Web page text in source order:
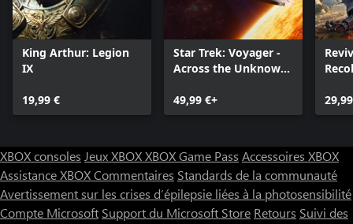
King Arthur: Legion
IX
19,99 €
Star Trek: Voyager -
Across the Unknown
49,99 €+
XBOX consoles Jeux XBOXXBOX Game Pass Accessoires XBOX
Assistance XBOXCommentaires Standards de la communauté
Avertissement sur les crises d’épilepsie liées à la photosensibilité
Compte Microsoft Support du Microsoft Store Retours Suivi des